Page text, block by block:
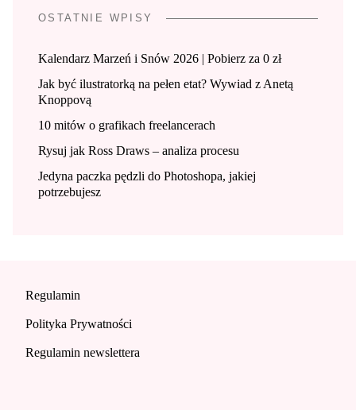
OSTATNIE WPISY
Kalendarz Marzeń i Snów 2026 | Pobierz za 0 zł
Jak być ilustratorką na pełen etat? Wywiad z Anetą
Knoppovą
10 mitów o grafikach freelancerach
Rysuj jak Ross Draws – analiza procesu
Jedyna paczka pędzli do Photoshopa, jakiej
potrzebujesz
Regulamin
Polityka Prywatności
Regulamin newslettera